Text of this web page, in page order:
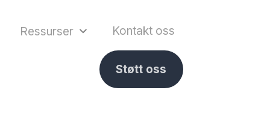
Ressurser Kontakt oss
Støtt oss